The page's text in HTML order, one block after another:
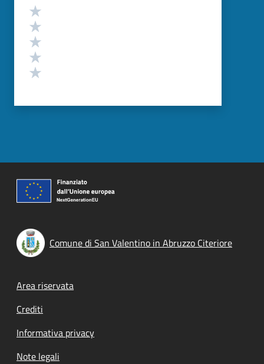
Valutazione
Comune di San Valentino in Abruzzo Citeriore
Footer menu
Area riservata
Crediti
Informativa privacy
Note legali